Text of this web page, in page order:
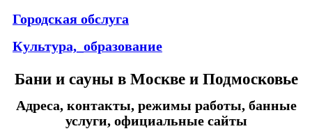
Городская обслуга
Культура,_образование
Бани и сауны в Москве и Подмосковье
Адреса, контакты, режимы работы, банные
услуги, официальные сайты